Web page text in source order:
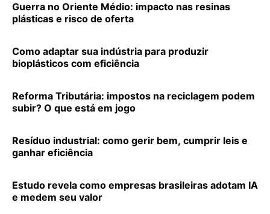
Guerra no Oriente Médio: impacto nas resinas
plásticas e risco de oferta
Como adaptar sua indústria para produzir
bioplásticos com eficiência
Reforma Tributária: impostos na reciclagem podem
subir? O que está em jogo
Resíduo industrial: como gerir bem, cumprir leis e
ganhar eficiência
Estudo revela como empresas brasileiras adotam IA
e medem seu valor